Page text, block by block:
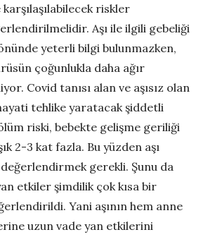
riskler
Aşı ile ilgili gebeliği
yeterli bilgi bulunmazken,
çoğunlukla daha ağır
Covid tanısı alan ve aşısız olan
tehlike yaratacak şiddetli
riski, bebekte gelişme geriliği
2-3 kat fazla. Bu yüzden aşı
gerekli. Şunu da
etkiler şimdilik çok kısa bir
Yani aşının hem anne
uzun vade yan etkilerini